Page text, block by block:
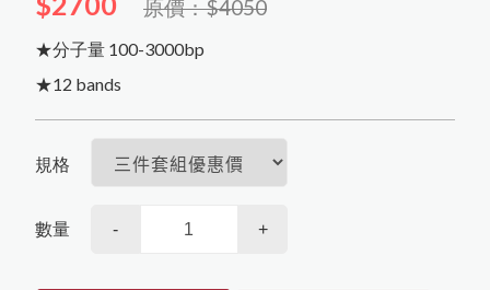
biorion
Capricorn Scientific
Corning
iNtRON Biotechnology
DNA萃取
RNA萃取
PCR
qPCR
蛋白純化
Western Blot相關
其他
冷凍保存
塑膠耗材
污染防治
儀器耗材 原價：$4050
★分子量 100-3000bp
★12 bands
規格
數量 - +